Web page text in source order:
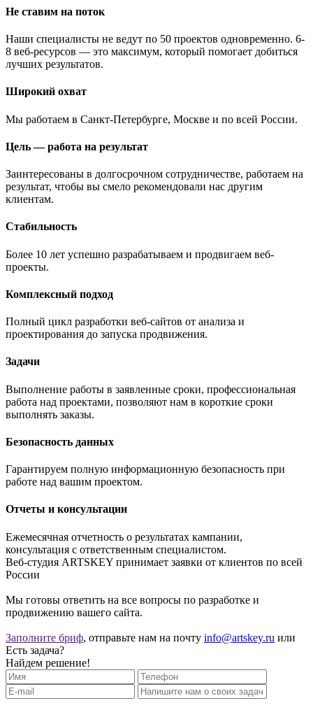
Не ставим на поток
Наши специалисты не ведут по 50 проектов одновременно. 6-
8 веб-ресурсов — это максимум, который помогает добиться
лучших результатов.
Широкий охват
Мы работаем в Санкт-Петербурге, Москве и по всей России.
Цель — работа на результат
Заинтересованы в долгосрочном сотрудничестве, работаем на
результат, чтобы вы смело рекомендовали нас другим
клиентам.
Стабильность
Более 10 лет успешно разрабатываем и продвигаем веб-
проекты.
Комплексный подход
Полный цикл разработки веб-сайтов от анализа и
проектирования до запуска продвижения.
Задачи
Выполнение работы в заявленные сроки, профессиональная
работа над проектами, позволяют нам в короткие сроки
выполнять заказы.
Безопасность данных
Гарантируем полную информационную безопасность при
работе над вашим проектом.
Отчеты и консультации
Ежемесячная отчетность о результатах кампании,
консультация с ответственным специалистом.
Веб-студия ARTSKEY принимает заявки от клиентов по всей
России
Мы готовы ответить на все вопросы по разработке и
продвижению вашего сайта.
Заполните бриф, отправьте нам на почту info@artskey.ru или
Есть задача?
Найдем решение!